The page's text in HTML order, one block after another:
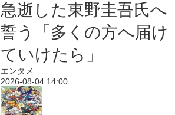
急逝した東野圭吾氏へ
誓う「多くの方へ届け
ていけたら」
エンタメ
2026-08-04 14:00